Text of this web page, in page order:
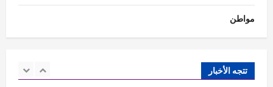
مواطن
تتجه الأخبار
2
تمويل المشروعات الصغيرة ومتناهية الصغر
0